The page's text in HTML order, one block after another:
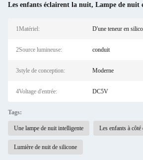
Les enfants éclairent la nuit, Lampe de nuit
1Matériel: D'une teneur en
2Source lumineuse: conduit
3style de conception: Moderne
4Voltage d'entrée: DC5V
Tags:
Une lampe de nuit intelligente Les enfants à
Lumière de nuit de silicone